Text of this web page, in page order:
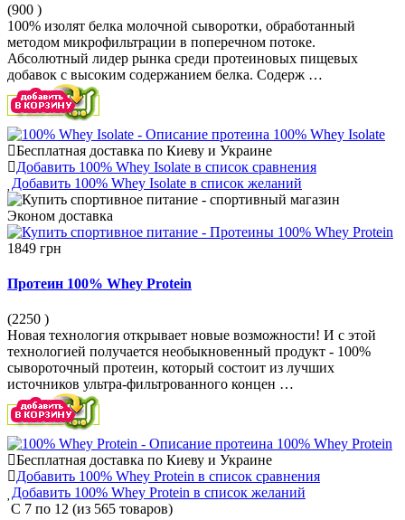
(900 )
100% изолят белка молочной сыворотки, обработанный
методом микрофильтрации в поперечном потоке.
Абсолютный лидер рынка среди протеиновых пищевых
добавок с высоким содержанием белка. Содерж …
Бесплатная доставка по Киеву и Украине
Добавить 100% Whey Isolate в список сравнения
Добавить 100% Whey Isolate в список желаний
Эконом доставка
1849 грн
Протеин 100% Whey Protein
(2250 )
Новая технология открывает новые возможности! И с этой
технологией получается необыкновенный продукт - 100%
сывороточный протеин, который состоит из лучших
источников ультра-фильтрованного концен …
Бесплатная доставка по Киеву и Украине
Добавить 100% Whey Protein в список сравнения
Добавить 100% Whey Protein в список желаний
С 7 по 12 (из 565 товаров)